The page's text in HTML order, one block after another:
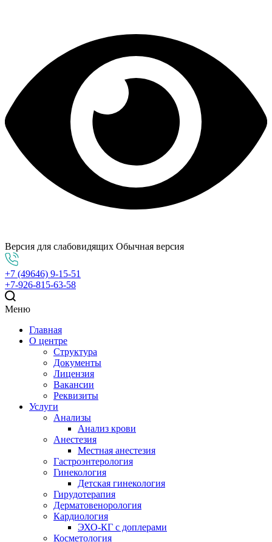
Версия для слабовидящих Обычная версия
+7 (49646) 9-15-51
+7-926-815-63-58
Меню
Главная
О центре
Структура
Документы
Лицензия
Вакансии
Реквизиты
Услуги
Анализы
Анализ крови
Анестезия
Местная анестезия
Гастроэнтерология
Гинекология
Детская гинекология
Гирудотерапия
Дерматовенорология
Кардиология
ЭХО-КГ с доплерами
Косметология